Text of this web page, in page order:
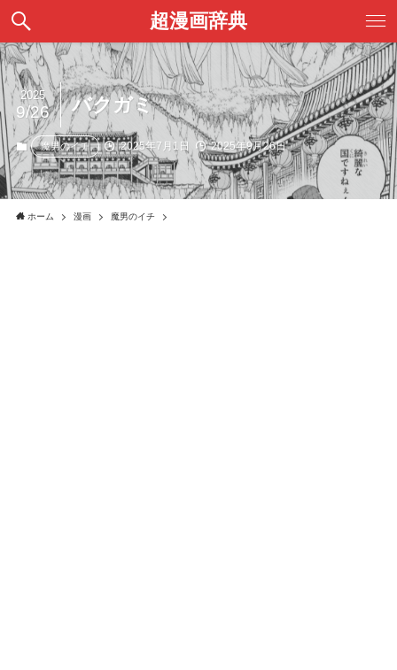
超漫画辞典
バクガミ
2025
9/26
魔男のイチ 2025年7月1日 2025年9月26日
ホーム 漫画 魔男のイチ